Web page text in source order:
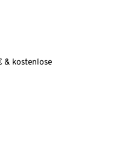
& kostenlose